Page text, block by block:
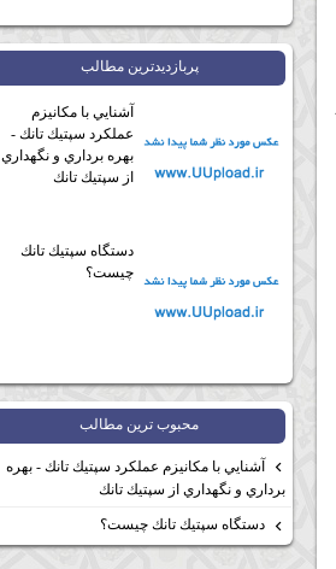
پربازديدترين مطالب
آشنايي با مكانيزم
عملكرد سپتيك تانك -
بهره برداري و نگهداري
از سپتيك تانك
دستگاه سپتيك تانك
چيست؟
محبوب ترين مطالب
آشنايي با مكانيزم عملكرد سپتيك تانك - بهره
برداري و نگهداري از سپتيك تانك
دستگاه سپتيك تانك چيست؟